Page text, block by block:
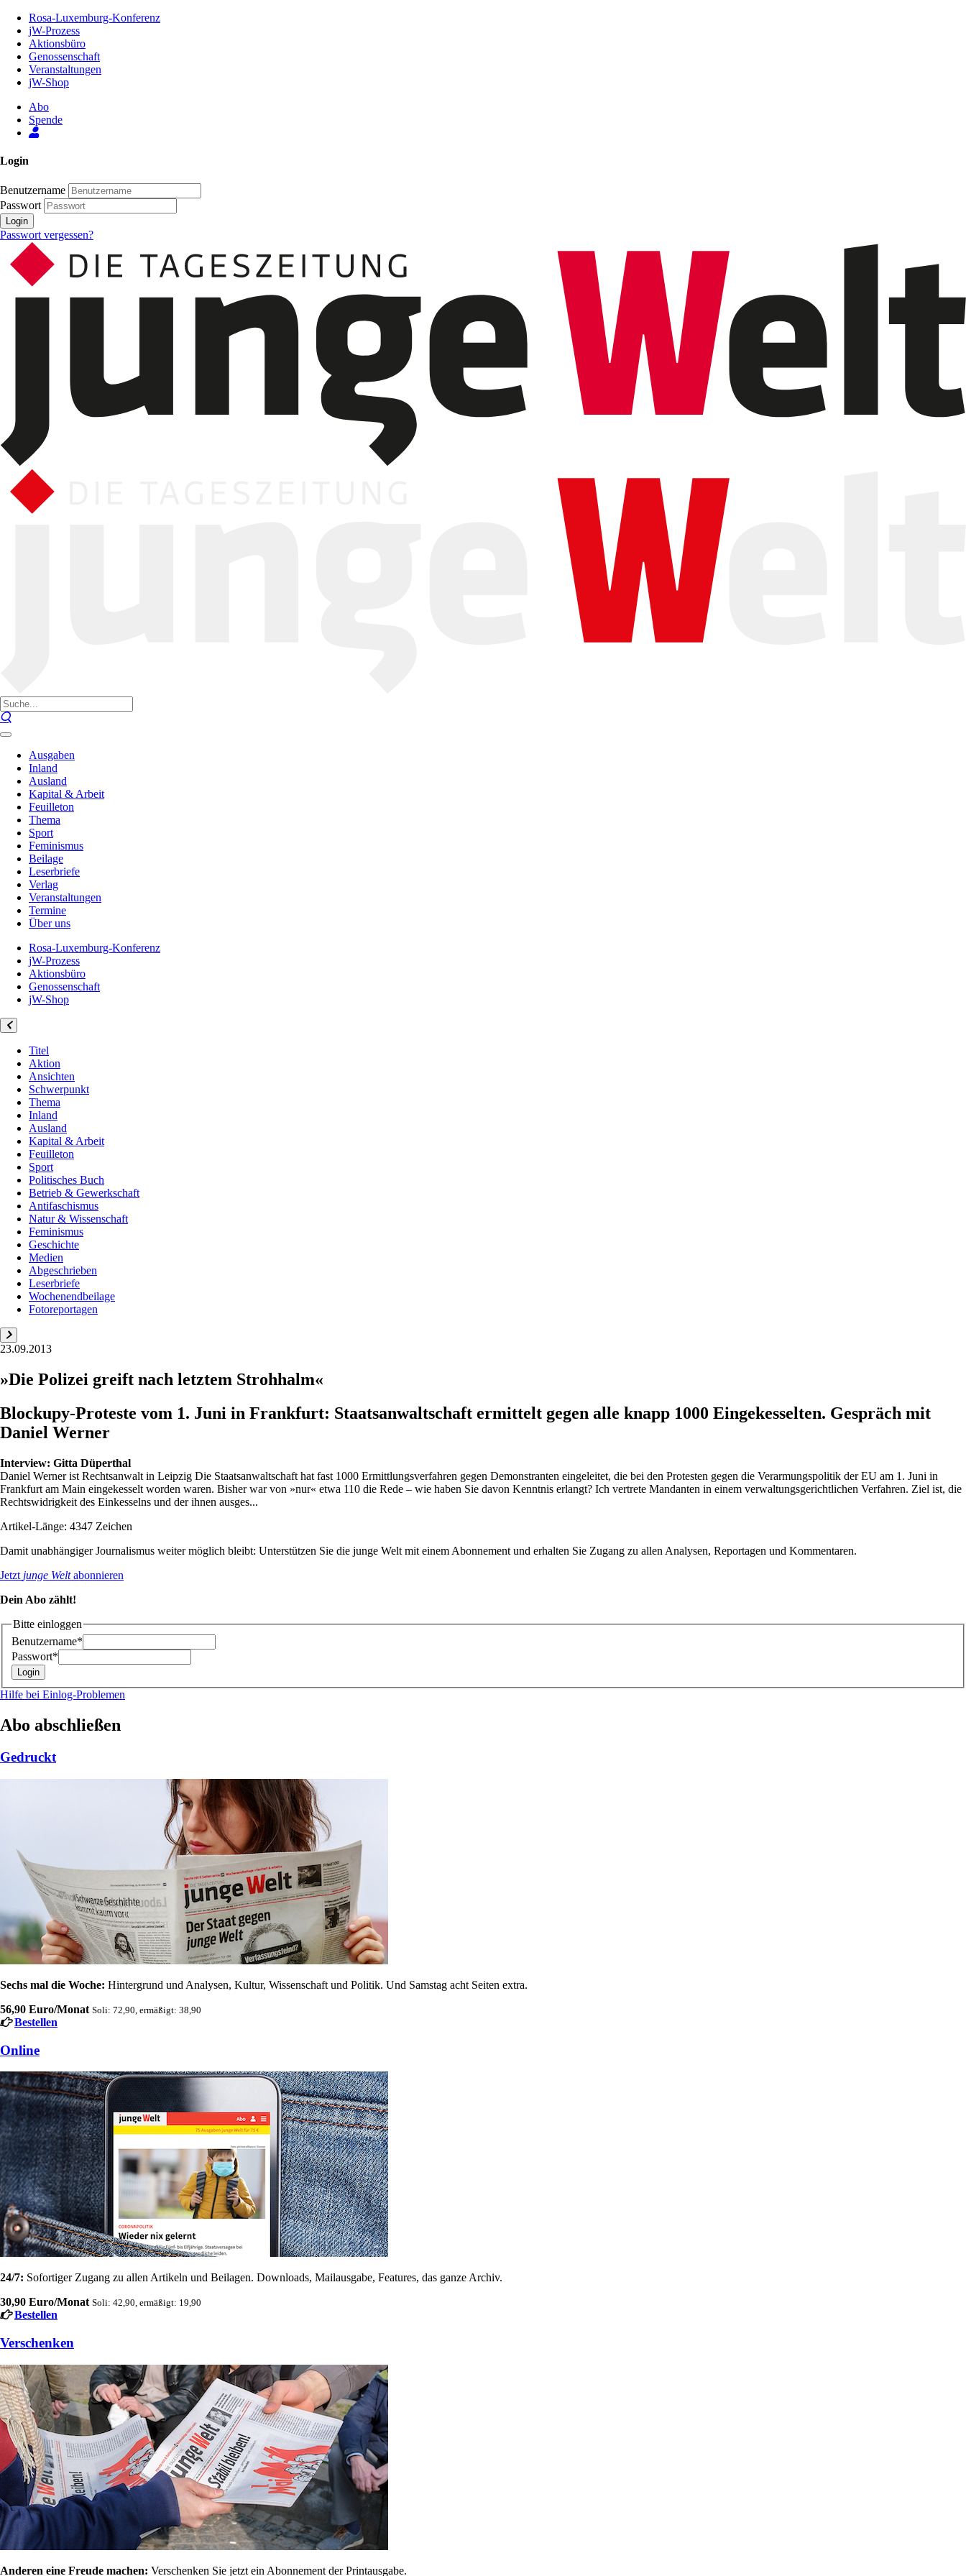
Inhalt
Seite
Rosa-Luxemburg-Konferenz
jW-Prozess
Aktionsbüro
Genossenschaft
Veranstaltungen
jW-Shop
Abo
Spende
Login
Benutzername
Passwort
Login
Passwort vergessen?
Ausgaben
Inland
Ausland
Kapital & Arbeit
Feuilleton
Thema
Sport
Feminismus
Beilage
Leserbriefe
Verlag
Veranstaltungen
Termine
Über uns
Rosa-Luxemburg-Konferenz
jW-Prozess
Aktionsbüro
Genossenschaft
jW-Shop
Titel
Aktion
Ansichten
Schwerpunkt
Thema
Inland
Ausland
Kapital & Arbeit
Feuilleton
Sport
Politisches Buch
Betrieb & Gewerkschaft
Antifaschismus
Natur & Wissenschaft
Feminismus
Geschichte
Medien
Abgeschrieben
Leserbriefe
Wochenendbeilage
Fotoreportagen
23.09.2013
»Die Polizei greift nach letztem Strohhalm«
Blockupy-Proteste vom 1. Juni in Frankfurt: Staatsanwaltschaft ermittelt gegen alle knapp 1000 Eingekesselten. Gespräch mit
Daniel Werner
Interview: Gitta Düperthal
Daniel Werner ist ­Rechtsanwalt in Leipzig Die Staatsanwaltschaft hat fast 1000 Ermittlungsverfahren gegen Demonstranten eingeleitet, die bei den Protesten gegen die Verarmungspolitik der EU am 1. Juni in
Frankfurt am Main eingekesselt worden waren. Bisher war von »nur« etwa 110 die Rede – wie haben Sie davon Kenntnis erlangt? Ich vertrete Mandanten in einem verwaltungsgerichtlichen Verfahren. Ziel ist, die
Rechtswidrigkeit des Einkesselns und der ihnen ausges...
Artikel-Länge: 4347 Zeichen
Damit unabhängiger Journalismus weiter möglich bleibt: Unterstützen Sie die junge Welt mit einem Abonnement und erhalten Sie Zugang zu allen Analysen, Reportagen und Kommentaren.
Jetzt junge Weltabonnieren
Dein Abo zählt!
Bitte einloggen
Benutzername*
Passwort*
Hilfe bei Einlog-Problemen
Abo abschließen
Gedruckt
Sechs mal die Woche: Hintergrund und Analysen, Kultur, Wissenschaft und Politik. Und Samstag acht Seiten extra.
56,90 Euro/Monat Soli: 72,90, ermäßigt: 38,90
Bestellen
Online
24/7: Sofortiger Zugang zu allen Artikeln und Beilagen. Downloads, Mailausgabe, Features, das ganze Archiv.
30,90 Euro/Monat Soli: 42,90, ermäßigt: 19,90
Bestellen
Verschenken
Anderen eine Freude machen: Verschenken Sie jetzt ein Abonnement der Printausgabe.